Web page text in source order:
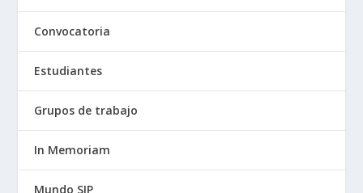
Convocatoria
Estudiantes
Grupos de trabajo
In Memoriam
Mundo SIP